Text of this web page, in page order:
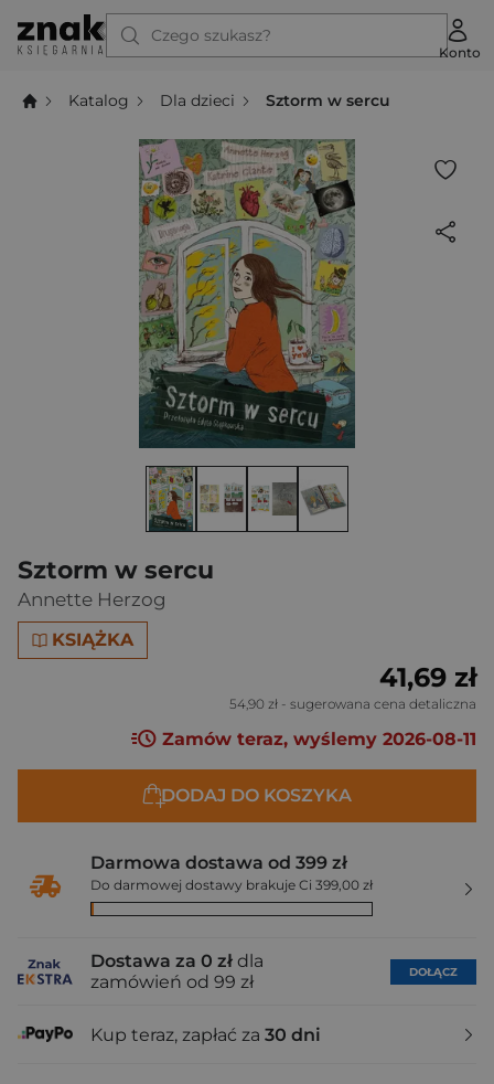
Czego szukasz?
Konto
Katalog Dla dzieci Sztorm w sercu
Sztorm w sercu
Annette Herzog
KSIĄŻKA
41,69 zł
54,90 zł - sugerowana cena detaliczna
Zamów teraz, wyślemy 2026-08-11
DODAJ DO KOSZYKA
Darmowa dostawa od 399 zł
Do darmowej dostawy brakuje Ci 399,00 zł
Dostawa za 0 zł dla
zamówień od 99 zł
DOŁĄCZ
Kup teraz, zapłać za 30 dni